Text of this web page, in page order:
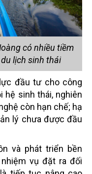
có nhiều tiềm
lịch sinh thái
đầu tư cho công
hệ sinh thái, nghiên
còn hạn chế; hạ
lý chưa được đầu
và phát triển bền
vụ đặt ra đối